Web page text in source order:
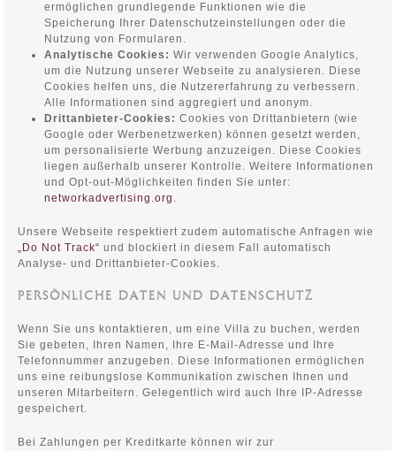
ermöglichen grundlegende Funktionen wie die
Speicherung Ihrer Datenschutzeinstellungen oder die
Nutzung von Formularen.
Analytische Cookies: Wir verwenden Google Analytics,
um die Nutzung unserer Webseite zu analysieren. Diese
Cookies helfen uns, die Nutzererfahrung zu verbessern.
Alle Informationen sind aggregiert und anonym.
Drittanbieter-Cookies: Cookies von Drittanbietern (wie
Google oder Werbenetzwerken) können gesetzt werden,
um personalisierte Werbung anzuzeigen. Diese Cookies
liegen außerhalb unserer Kontrolle. Weitere Informationen
und Opt-out-Möglichkeiten finden Sie unter:
networkadvertising.org .
Unsere Webseite respektiert zudem automatische Anfragen wie
„Do Not Track“ und blockiert in diesem Fall automatisch
Analyse- und Drittanbieter-Cookies.
PERSÖNLICHE DATEN UND DATENSCHUTZ
Wenn Sie uns kontaktieren, um eine Villa zu buchen, werden
Sie gebeten, Ihren Namen, Ihre E-Mail-Adresse und Ihre
Telefonnummer anzugeben. Diese Informationen ermöglichen
uns eine reibungslose Kommunikation zwischen Ihnen und
unseren Mitarbeitern. Gelegentlich wird auch Ihre IP-Adresse
gespeichert.
Bei Zahlungen per Kreditkarte können wir zur